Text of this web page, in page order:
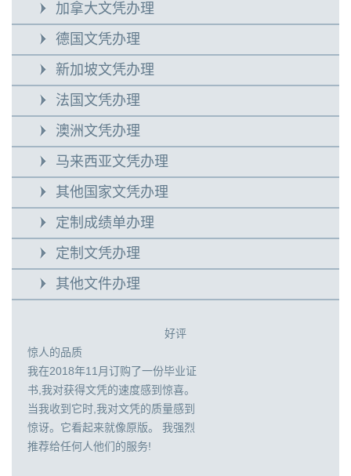
加拿大文凭办理
德国文凭办理
新加坡文凭办理
法国文凭办理
澳洲文凭办理
马来西亚文凭办理
其他国家文凭办理
定制成绩单办理
定制文凭办理
其他文件办理
好评
惊人的品质
我在2018年11月订购了一份毕业证
书,我对获得文凭的速度感到惊喜。
当我收到它时,我对文凭的质量感到
惊讶。它看起来就像原版。 我强烈
推荐给任何人他们的服务!